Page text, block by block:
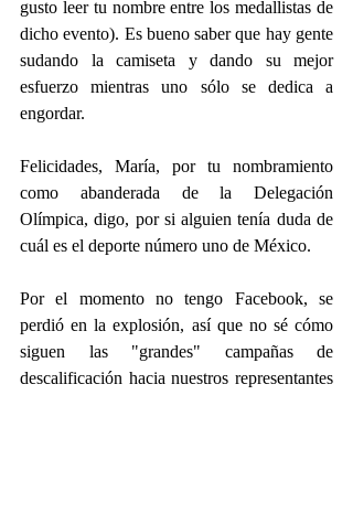
gusto leer tu nombre entre los medallistas de
dicho evento). Es bueno saber que hay gente
sudando la camiseta y dando su mejor
esfuerzo mientras uno sólo se dedica a
engordar.
Felicidades, María, por tu nombramiento
como abanderada de la Delegación
Olímpica, digo, por si alguien tenía duda de
cuál es el deporte número uno de México.
Por el momento no tengo Facebook, se
perdió en la explosión, así que no sé cómo
siguen las "grandes" campañas de
descalificación hacia nuestros representantes